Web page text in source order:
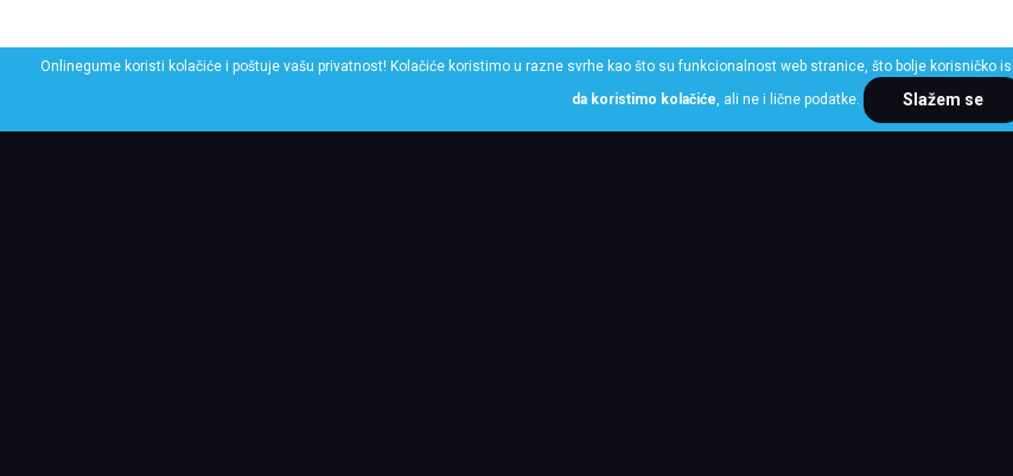
Onlinegume koristi kolačiće i poštuje vašu privatnost! Kolačiće koristimo u razne svrhe kao što su funkcionalnost web stranice, što bolje korisničko
da koristimo kolačiće , ali ne i lične podatke. Slažem se